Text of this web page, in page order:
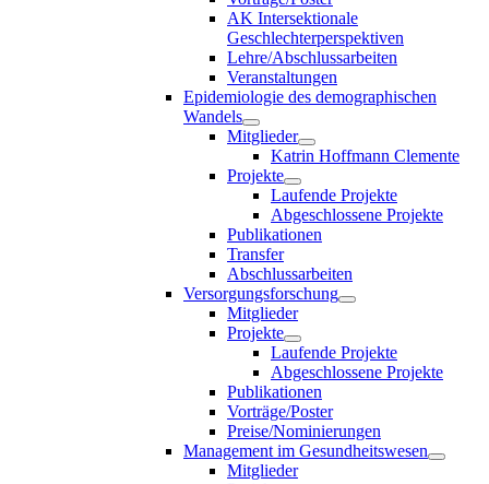
AK Intersektionale
Geschlechterperspektiven
Lehre/Abschlussarbeiten
Veranstaltungen
Epidemiologie des demographischen
Wandels
Mitglieder
Katrin Hoffmann Clemente
Projekte
Laufende Projekte
Abgeschlossene Projekte
Publikationen
Transfer
Abschlussarbeiten
Versorgungsforschung
Mitglieder
Projekte
Laufende Projekte
Abgeschlossene Projekte
Publikationen
Vorträge/Poster
Preise/Nominierungen
Management im Gesundheitswesen
Mitglieder